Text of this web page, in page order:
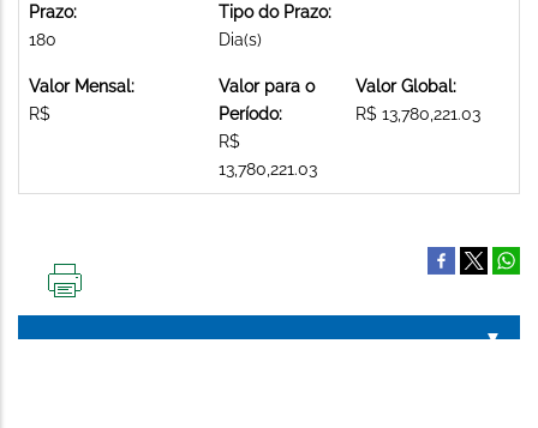
Prazo:
180
Tipo do Prazo:
Dia(s)
Valor Mensal:
R$
Valor para o
Período:
R$
13,780,221.03
Valor Global:
R$ 13,780,221.03
PÁGINA